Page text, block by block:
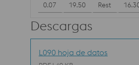
0.07
19.50 Rest
Descargas
L090 hoja de datos